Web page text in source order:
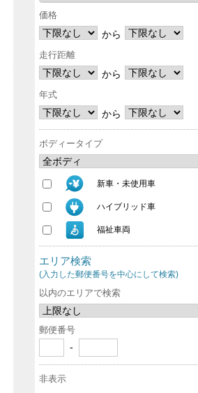
価格
から
走行距離
から
年式
から
ボディータイプ
新車・未使用車
ハイブリッド車
福祉車両
エリア検索
(入力した郵便番号を中心にして検索)
以内のエリアで検索
郵便番号
-
非表示